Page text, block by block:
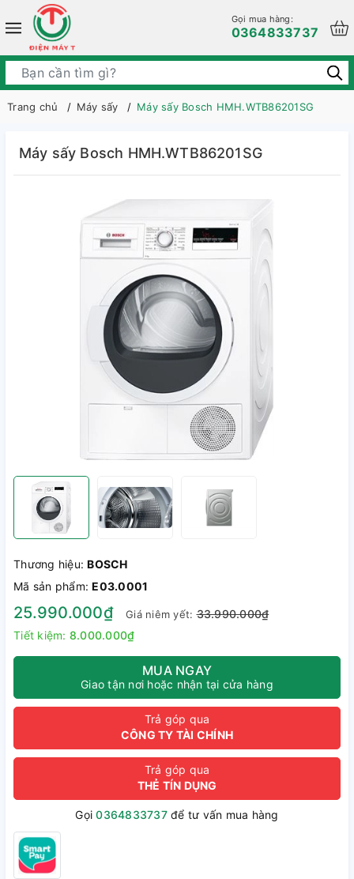
Gọi mua hàng:
0364833737
Trang chủ Máy sấy Máy sấy Bosch HMH.WTB86201SG
Máy sấy Bosch HMH.WTB86201SG
Thương hiệu:BOSCH
Mã sản phẩm:E03.0001
25.990.000₫ Giá niêm yết:33.990.000₫
Tiết kiệm: 8.000.000₫
MUA NGAY
Giao tận nơi hoặc nhận tại cửa hàng
Trả góp qua
CÔNG TY TÀI CHÍNH
Trả góp qua
THẺ TÍN DỤNG
Gọi0364833737để tư vấn mua hàng